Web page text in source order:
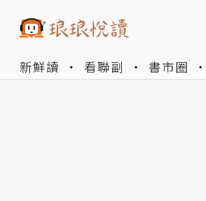
新鮮讀 看聯副 書市圈